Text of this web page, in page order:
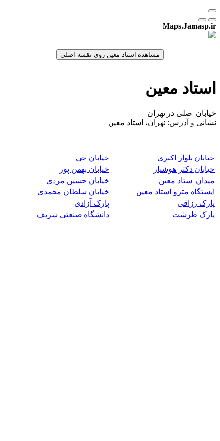
Maps.Jamasp.ir
استاد معین
خیابان اصلی در تهران
نشانی و آدرس: تهران، استاد معین
خیابان بلوار اکبری
خیابان جی
خیابان دکتر هوشیار
خیابان بهمن پور
میدان استاد معین
خیابان حسین مردی
ایستگاه مترو استاد معین
خیابان سلطان محمدی
پارک رزاقی
پارک آزادی
پارک طرشت
دانشگاه صنعتی شریف